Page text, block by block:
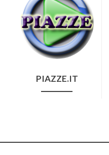
PIAZZE.IT